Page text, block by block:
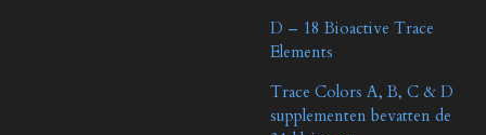
D – 18 Bioactive Trace
Elements
Trace Colors A, B, C & D
supplementen bevatten de